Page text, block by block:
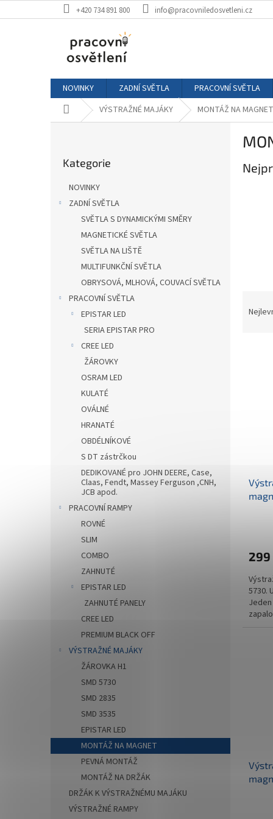
na
+420 734 891 800 info@pracovniledosvetleni.cz
NOVINKY ZADNÍ SVĚTLA
PRACOVNÍ SVĚTLA
Domů VÝSTRAŽNÉ MAJÁKY MONTÁŽ NA MAGNET
kategorie
Kategorie
NOVINKY
ZADNÍ SVĚTLA
SVĚTLA S DYNAMICKÝMI SMĚRY
MAGNETICKÉ SVĚTLA
SVĚTLA NA LIŠTĚ
MULTIFUNKČNÍ SVĚTLA
OBRYSOVÁ, MLHOVÁ, COUVACÍ SVĚTLA
PRACOVNÍ SVĚTLA
EPISTAR LED
SERIA EPISTAR PRO
CREE LED
ŽÁROVKY
OSRAM LED
KULATÉ
OVÁLNÉ
HRANATÉ
OBDÉLNÍKOVÉ
S DT zástrčkou
DEDIKOVANÉ pro JOHN DEERE, Case,
Claas, Fendt, Massey Ferguson ,CNH,
JCB apod.
PRACOVNÍ RAMPY
ROVNÉ
SLIM
COMBO
ZAHNUTÉ
EPISTAR LED
ZAHNUTÉ PANELY
CREE LED
PREMIUM BLACK OFF
VÝSTRAŽNÉ MAJÁKY
ŽÁROVKA H1
SMD 5730
SMD 2835
SMD 3535
EPISTAR LED
MONTÁŽ NA MAGNET
PEVNÁ MONTÁŽ
MONTÁŽ NA DRŽÁK
DRŽÁK K VÝSTRAŽNÉMU MAJÁKU
VÝSTRAŽNÉ RAMPY
299
5730.